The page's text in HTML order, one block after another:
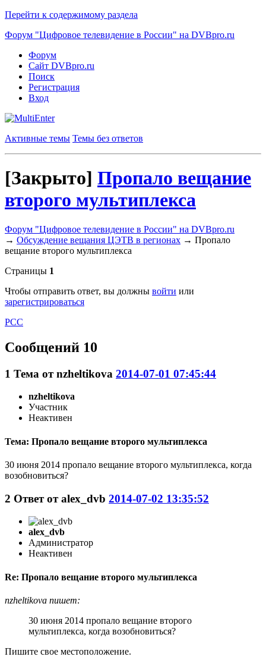
Перейти к содержимому раздела
Форум "Цифровое телевидение в России" на DVBpro.ru
Форум
Сайт DVBpro.ru
Поиск
Регистрация
Вход
Активные темы Темы без ответов
[Закрыто] Пропало вещание
второго мультиплекса
Форум "Цифровое телевидение в России" на DVBpro.ru
→ Обсуждение вещания ЦЭТВ в регионах → Пропало
вещание второго мультиплекса
Страницы 1
Чтобы отправить ответ, вы должны войти или
зарегистрироваться
РСС
Сообщений 10
1 Тема отnzheltikova 2014-07-01 07:45:44
nzheltikova
Участник
Неактивен
Тема: Пропало вещание второго мультиплекса
30 июня 2014 пропало вещание второго мультиплекса, когда
возобновиться?
2 Ответ отalex_dvb 2014-07-02 13:35:52
alex_dvb
Администратор
Неактивен
Re: Пропало вещание второго мультиплекса
nzheltikova пишет:
30 июня 2014 пропало вещание второго
мультиплекса, когда возобновиться?
Пишите свое местоположение.